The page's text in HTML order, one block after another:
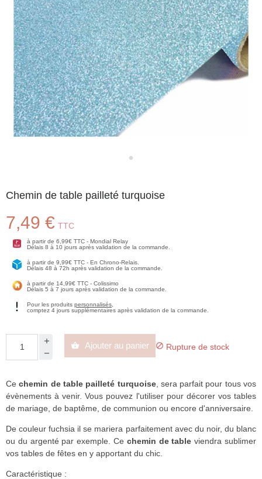
Chemin de table pailleté turquoise
7,49 € TTC
à partir de 6,99€ TTC - Mondial Relay
Délais 8 à 10 jours après validation de la commande.
à partir de 9,99€ TTC - En Chrono-Relais.
Délais 48 à 72h après validation de la commande.
à partir de 14,99€ TTC - Colissimo
Délais 5 à 7 jours après validation de la commande.
Pour les produits personnalisés
comptez 4 jours supplémentaires après validation de la commande.
 Ajouter au panier  Rupture de stock
Cechemin de table pailleté turquoise, sera parfait pour tous vos
évènements à venir. Vous pouvez l'utiliser pour décorer vos tables
de mariage, de baptême, de communion ou encore d'anniversaire.
De couleur fuchsia il se mariera parfaitement avec du noir, du blanc
ou du argenté par exemple. Ce chemin de table viendra sublimer
vos tables de fêtes en y apportant du chic.
Caractéristique :